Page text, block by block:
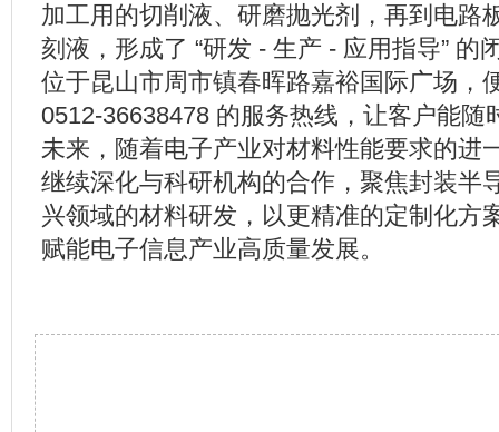
加工用的切削液、研磨抛光剂，再到电路
刻液，形成了 “研发 - 生产 - 应用指导” 的
位于昆山市周市镇春晖路嘉裕国际广场，
0512-36638478 的服务热线，让客户能随
未来，随着电子产业对材料性能要求的进
继续深化与科研机构的合作，聚焦封装半
兴领域的材料研发，以更精准的定制化方
赋能电子信息产业高质量发展。